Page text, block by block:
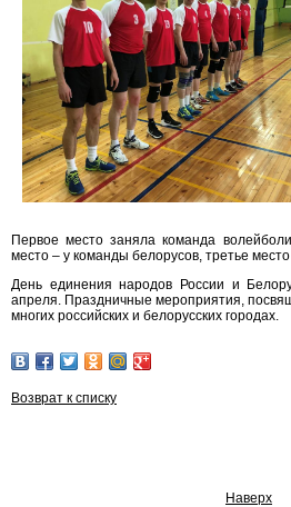
Первое место заняла команда
место – у команды белорусов, третье
День единения народов России и
апреля. Праздничные мероприятия,
многих российских и белорусских городах.
Возврат к списку
Наверх